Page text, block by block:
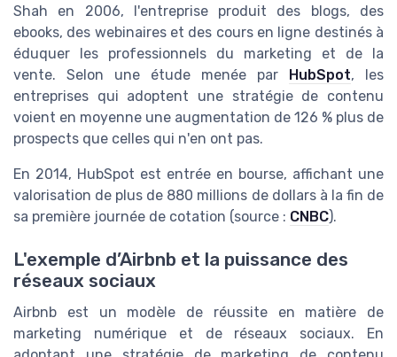
Shah en 2006, l'entreprise produit des blogs, des
ebooks, des webinaires et des cours en ligne destinés à
éduquer les professionnels du marketing et de la
vente. Selon une étude menée par
HubSpot, les
entreprises qui adoptent une stratégie de contenu
voient en moyenne une augmentation de 126 % plus de
prospects que celles qui n'en ont pas.
En 2014, HubSpot est entrée en bourse, affichant une
valorisation de plus de 880 millions de dollars à la fin de
sa première journée de cotation (source : CNBC).
L'exemple d’Airbnb et la puissance des
réseaux sociaux
Airbnb est un modèle de réussite en matière de
marketing numérique et de réseaux sociaux. En